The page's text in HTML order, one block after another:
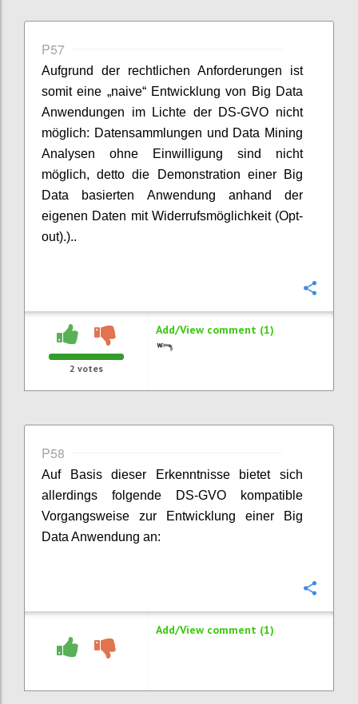
P57
Aufgrund der rechtlichen Anforderungen ist
somit eine „naive“ Entwicklung von Big Data
Anwendungen im Lichte der DS-GVO nicht
möglich: Datensammlungen und Data Mining
Analysen ohne Einwilligung sind nicht
möglich, detto die Demonstration einer Big
Data basierten Anwendung anhand der
eigenen Daten mit Widerrufsmöglichkeit (Opt-
out).)..
2 votes
Add/View comment (1)
P58
Auf Basis dieser Erkenntnisse bietet sich
allerdings folgende DS-GVO kompatible
Vorgangsweise zur Entwicklung einer Big
Data Anwendung an:
Add/View comment (1)